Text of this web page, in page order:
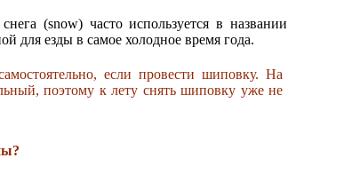
(snow) часто используется в названии
для езды в самое холодное время года.
если провести шиповку. На
поэтому к лету снять шиповку уже не